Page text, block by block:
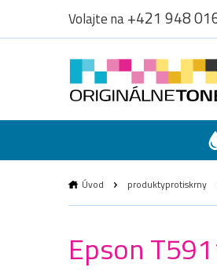
Volajte na+421 948
Úvod produktyprotiskrny
Epson